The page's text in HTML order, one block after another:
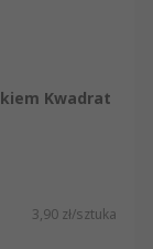
Kwadrat
3,90 zł/sztuka